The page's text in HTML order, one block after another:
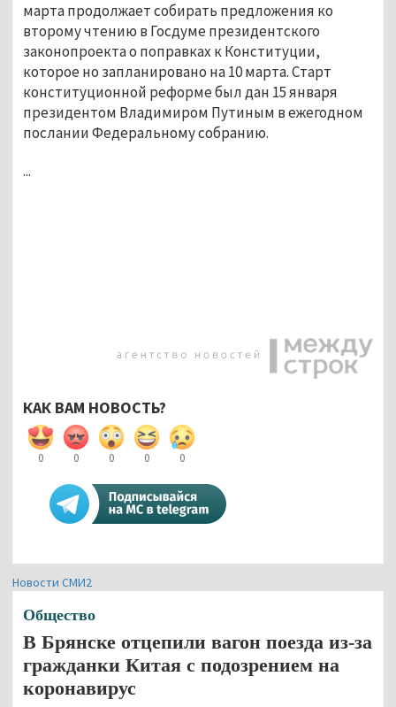
марта продолжает собирать предложения ко
второму чтению в Госдуме президентского
законопроекта о поправках к Конституции,
которое но запланировано на 10 марта. Старт
конституционной реформе был дан 15 января
президентом Владимиром Путиным в ежегодном
послании Федеральному собранию.
...
КАК ВАМ НОВОСТЬ?
0 0 0 0 0
Новости СМИ2
Общество
В Брянске отцепили вагон поезда из-за
гражданки Китая с подозрением на
коронавирус